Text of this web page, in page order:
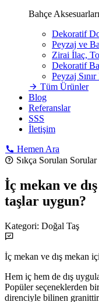
Bahçe
Dekoratif
Peyzaj ve
Zirai İlaç,
Dekoratif
Peyzaj
Tüm Ürünler
Blog
Referanslar
SSS
İletişim
Hemen Ara
Sıkça Sorulan Sorular
İç mekan ve
taşlar uygun?
Kategori: Doğal Taş
İç mekan ve dış mekan
Hem iç hem de dış
Popüler seçeneklerden
direnciyle bilinen